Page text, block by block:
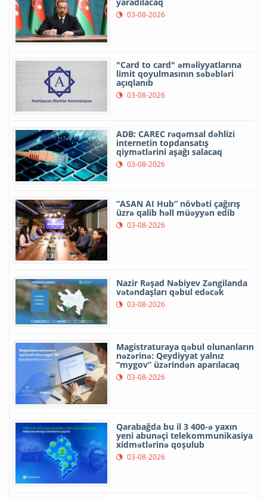
03-08-2026
"Card to card" əməliyyatlarına
limit qoyulmasının səbəbləri
açıqlanıb
03-08-2026
ADB: CAREC rəqəmsal dəhlizi
internetin topdansatış
qiymətlərini aşağı salacaq
03-08-2026
“ASAN AI Hub” növbəti çağırış
üzrə qalib həll müəyyən edib
03-08-2026
Nazir Rəşad Nəbiyev Zəngilanda
vətəndaşları qəbul edəcək
03-08-2026
Magistraturaya qəbul olunanların
nəzərinə: Qeydiyyat yalnız
“mygov” üzərindən aparılacaq
03-08-2026
Qarabağda bu il 3 400-ə yaxın
yeni abunəçi telekommunikasiya
xidmətlərinə qoşulub
03-08-2026